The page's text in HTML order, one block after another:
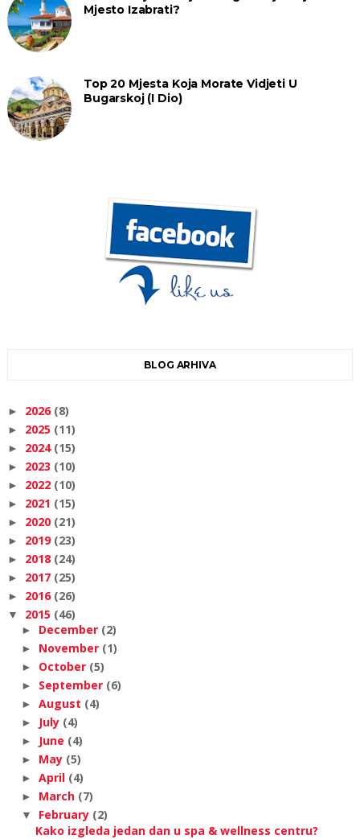
Mjesto Izabrati?
Top 20 Mjesta Koja Morate Vidjeti U
Bugarskoj (I Dio)
BLOG ARHIVA
► 2026 (8)
► 2025 (11)
► 2024 (15)
► 2023 (10)
► 2022 (10)
► 2021 (15)
► 2020 (21)
► 2019 (23)
► 2018 (24)
► 2017 (25)
► 2016 (26)
▼ 2015 (46)
► December (2)
► November (1)
► October (5)
► September (6)
► August (4)
► July (4)
► June (4)
► May (5)
► April (4)
► March (7)
▼ February (2)
Kako izgleda jedan dan u spa & wellness centru?